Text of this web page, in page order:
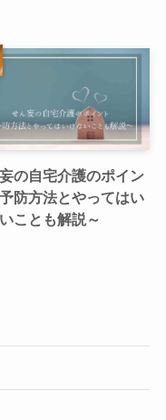
の自宅介護のポイン
予防方法とやってはい
ことも解説～